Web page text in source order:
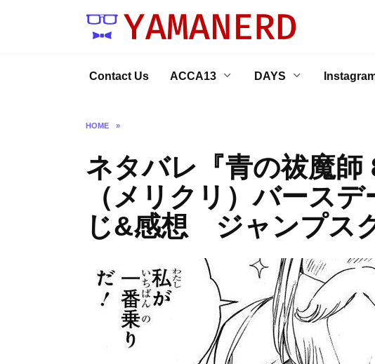
Contact Us ACCA13 DAYS
HOME »
ネタバレ『青の祓魔師
（メリクリ）バース
じ&感想 ジャンプス